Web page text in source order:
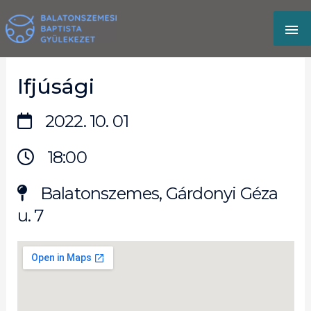
to
content
Ifjúsági
2022. 10. 01
18:00
Balatonszemes, Gárdonyi Géza
u. 7